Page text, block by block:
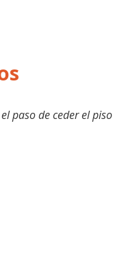
paso de ceder el